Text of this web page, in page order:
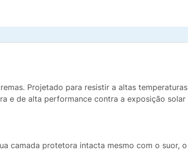
Projetado para resistir a altas
e de alta performance contra a exposição solar
camada protetora intacta mesmo com o suor,